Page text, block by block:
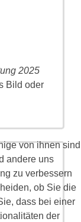
2025
Bild oder
von ihnen sind
andere uns
zu verbessern
ob Sie die
dass bei einer
der